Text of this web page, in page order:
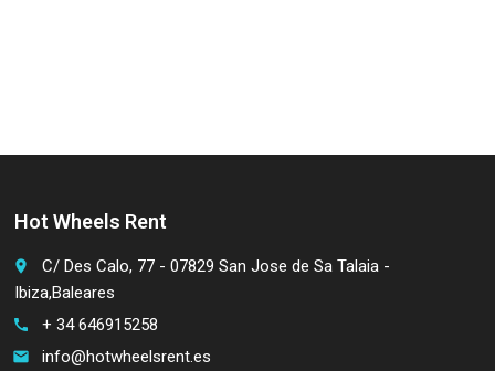
Hot Wheels Rent
place
C/ Des Calo, 77 - 07829 San Jose de Sa Talaia -
Ibiza,Baleares
call + 34 646915258
email info@hotwheelsrent.es